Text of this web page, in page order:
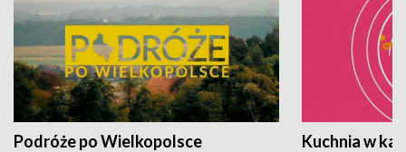
Podróże po Wielkopolsce Kuchnia w